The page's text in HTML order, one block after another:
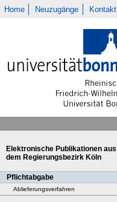
Home Neuzugänge Kontakt
Elektronische Publikationen aus
dem Regierungsbezirk Köln
Pflichtabgabe
Ablieferungsverfahren